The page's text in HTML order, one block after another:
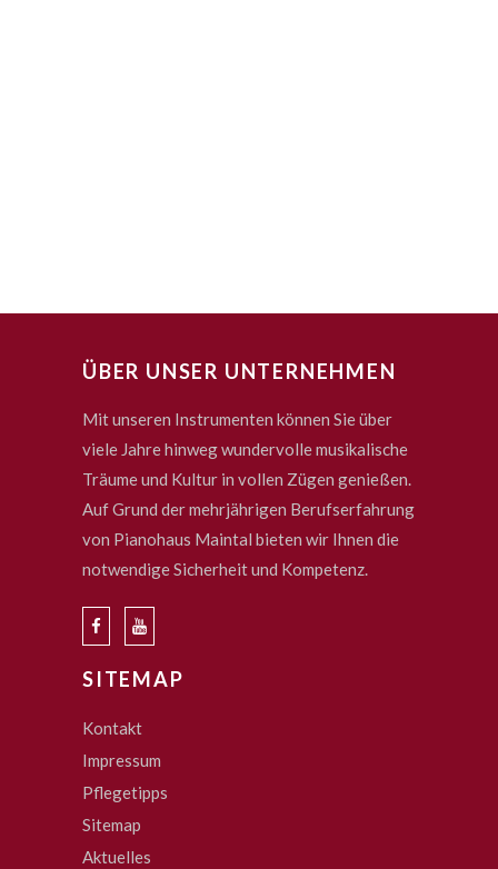
ÜBER UNSER UNTERNEHMEN
Mit unseren Instrumenten können Sie über
viele Jahre hinweg wundervolle musikalische
Träume und Kultur in vollen Zügen genießen.
Auf Grund der mehrjährigen Berufserfahrung
von Pianohaus Maintal bieten wir Ihnen die
notwendige Sicherheit und Kompetenz.
SITEMAP
Kontakt
Impressum
Pflegetipps
Sitemap
Aktuelles